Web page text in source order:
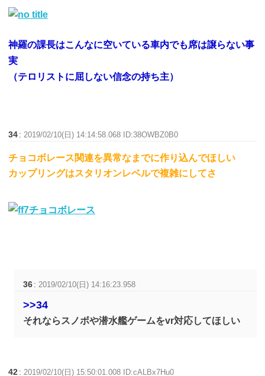
神羅の課長はこんなに空いている車内でも席は譲らない事
実
（テロリストに屈しない信念の持ち主）
34 : 2019/02/10(日) 14:14:58.068 ID:38OWBZ0B0
チョコボレース関連を異常なまでに作り込んでほしい
カップリングはスタリオンレベルで複雑にしてさ
36 :2019/02/10(日) 14:16:23.958
>>34
それならスノボや潜水艦ゲームをvr対応してほしい
42 :2019/02/10(日) 15:50:01.008 ID:cALBx7Hu0